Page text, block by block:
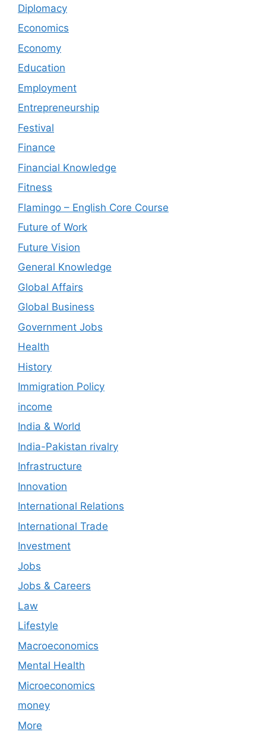
Diplomacy
Economics
Economy
Education
Employment
Entrepreneurship
Festival
Finance
Financial Knowledge
Fitness
Flamingo – English Core Course
Future of Work
Future Vision
General Knowledge
Global Affairs
Global Business
Government Jobs
Health
History
Immigration Policy
income
India & World
India-Pakistan rivalry
Infrastructure
Innovation
International Relations
International Trade
Investment
Jobs
Jobs & Careers
Law
Lifestyle
Macroeconomics
Mental Health
Microeconomics
money
More